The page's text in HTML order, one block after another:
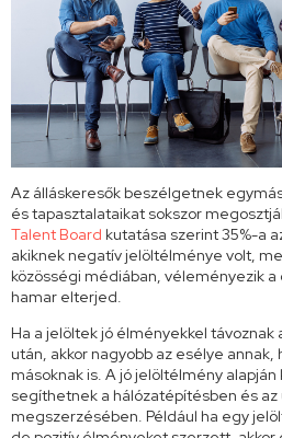
Az álláskeresők beszélgetnek
és tapasztalataikat sokszor
Talent Board kutatása szerint 35%-a
akiknek negatív jelöltélménye volt,
közösségi médiában, véleményezik
hamar elterjed.
Ha a jelöltek jó élményekkel távoznak
után, akkor nagyobb az esélye
másoknak is. A jó jelöltélmény
segíthetnek a hálózatépítésben és
megszerzésében. Például ha egy